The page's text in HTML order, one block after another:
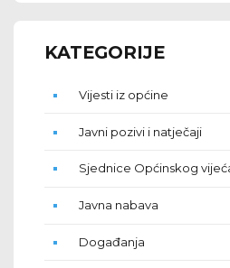
KATEGORIJE
Vijesti iz općine
Javni pozivi i natječaji
Sjednice Općinskog
Javna nabava
Događanja